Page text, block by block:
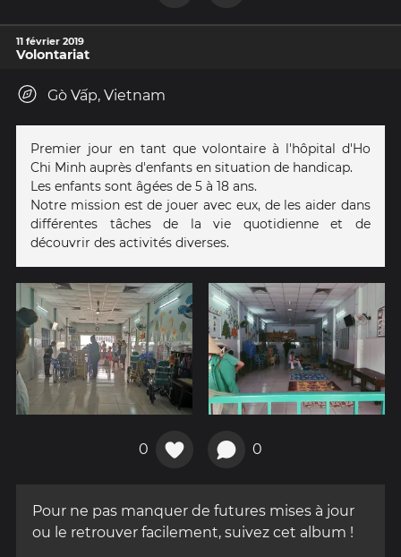
11 février 2019
Volontariat
Gò Vấp, Vietnam
Premier jour en tant que volontaire à l'hôpital d'Ho
Chi Minh auprès d'enfants en situation de handicap.
Les enfants sont âgées de 5 à 18 ans.
Notre mission est de jouer avec eux, de les aider dans
différentes tâches de la vie quotidienne et de
découvrir des activités diverses.
0 0
Pour ne pas manquer de futures mises à jour
ou le retrouver facilement, suivez cet album !